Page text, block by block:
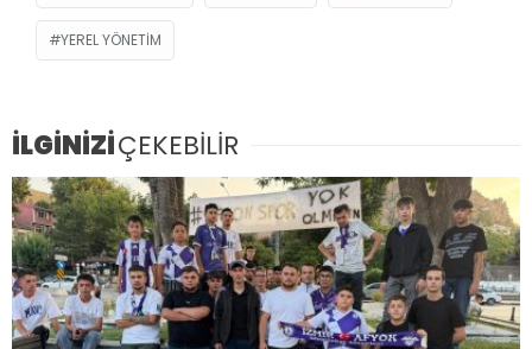
YEREL YÖNETIM
İLGİNİZİÇEKEBİLİR